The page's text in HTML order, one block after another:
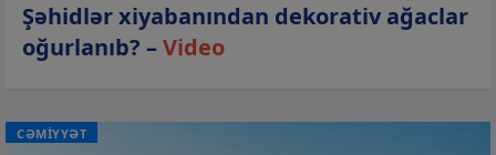
Şəhidlər xiyabanından dekorativ ağaclar
oğurlanıb? –Video
CƏMİYYƏT